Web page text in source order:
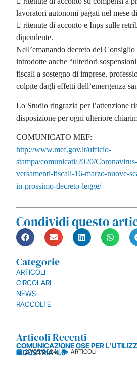
lavoratori autonomi pagati nel mese
 ritenute di acconto e Inps sulle
dipendente.
Nell’emanando decreto del
introdotte anche “ulteriori
fiscali a sostegno di imprese,
colpite dagli effetti dell’emergenza
Lo Studio ringrazia per l’attenzione
disposizione per ogni ulteriore
COMUNICATO MEF:
http://www.mef.gov.it/ufficio-
stampa/comunicati/2020/
versamenti-fiscali-16-marzo-nuove-
in-prossimo-decreto-legge/
Condividi questo
Categorie
ARTICOLI
CIRCOLARI
NEWS
RACCOLTE
Articoli Recenti
COMUNICAZIONE GSE PER
INDUSTRIA 4.0
27/05/2024 ARTICOLI